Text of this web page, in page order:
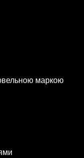
маркою